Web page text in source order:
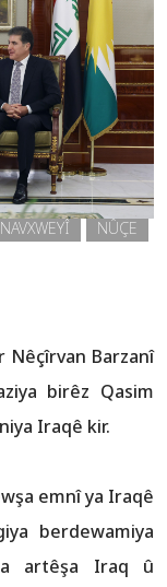
NÛÇE
Nêçîrvan Barzanî
birêz Qasim
Iraqê kir.
emnî ya Iraqê
berdewamiya
artêşa Iraq û